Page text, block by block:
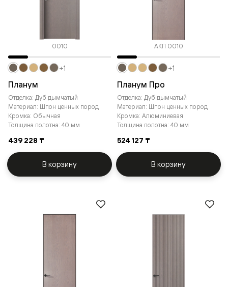
0010
Планум
Отделка: Дуб дымчатый
Материал: Шпон ценных пород
Кромка: Обычная
Толщина полотна: 40 мм
439 228 ₸
+1
В корзину
АКП 0010
Планум Про
Отделка: Дуб дымчатый
Материал: Шпон ценных пород
Кромка: Алюминиевая
Толщина полотна: 40 мм
524 127 ₸
+1
В корзину